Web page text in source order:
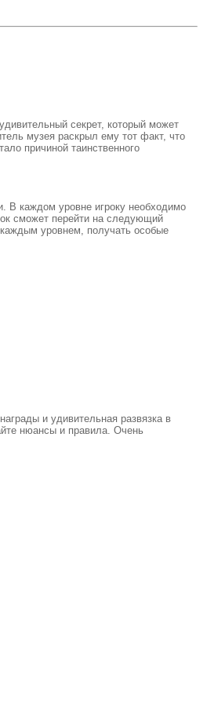
секрет, который может
музея раскрыл ему тот факт, что
причиной таинственного
В каждом уровне игроку необходимо
сможет перейти на следующий
уровнем, получать особые
и удивительная развязка в
нюансы и правила. Очень